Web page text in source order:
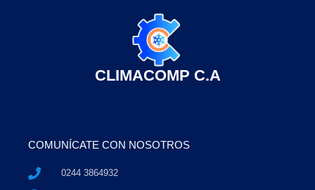
CLIMACOMP C.A
COMUNÍCATE CON NOSOTROS
0244 3864932